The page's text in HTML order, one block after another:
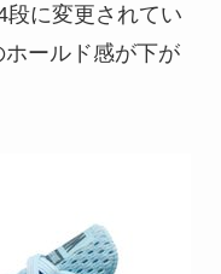
段に変更されてい
ールド感が下が